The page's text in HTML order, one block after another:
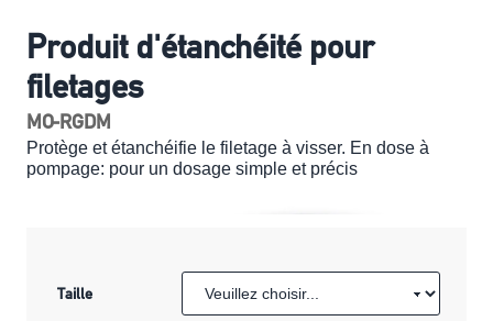
Produit d'étanchéité pour
filetages
MO-RGDM
Protège et étanchéifie le filetage à visser. En dose à
pompage: pour un dosage simple et précis
Taille